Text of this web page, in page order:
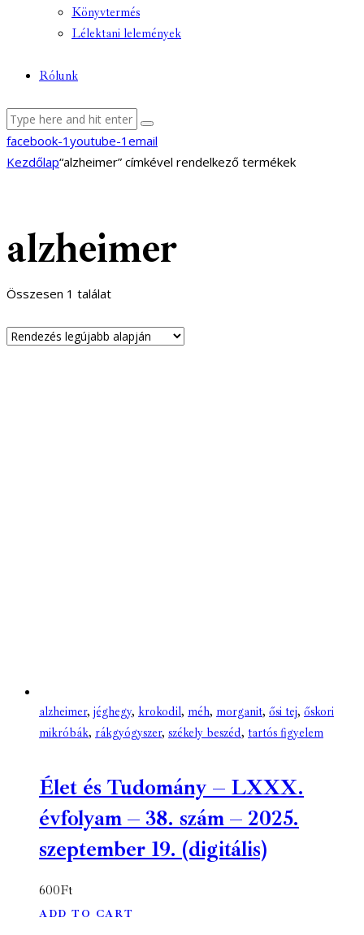
Könyvtermés
Lélektani lelemények
Rólunk
facebook-1 youtube-1 email
Kezdőlap“alzheimer” címkével rendelkező termékek
alzheimer
Összesen 1 találat
alzheimer, jéghegy, krokodil, méh, morganit, ősi tej, őskori
mikróbák, rákgyógyszer, székely beszéd, tartós figyelem
Élet és Tudomány – LXXX.
évfolyam – 38. szám – 2025.
szeptember 19. (digitális)
600Ft
ADD TO CART